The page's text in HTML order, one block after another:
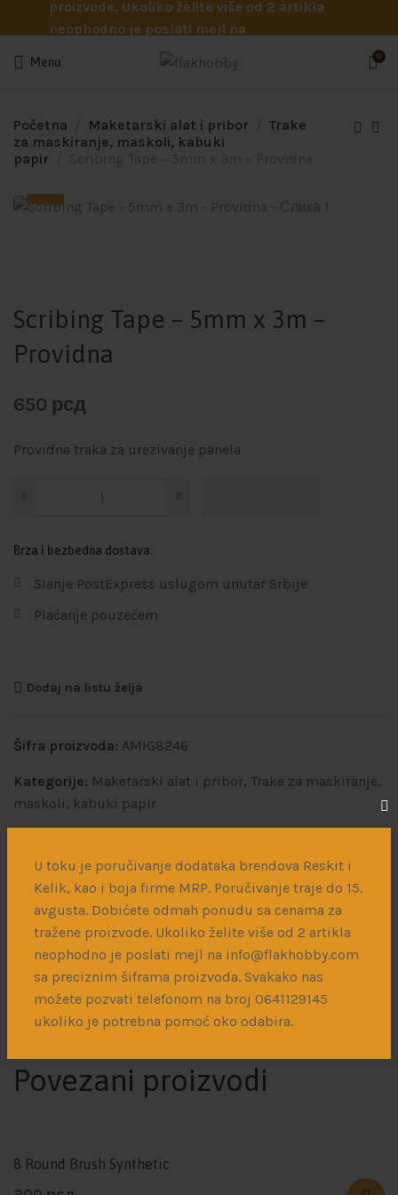
U toku je poručivanje dodataka brendova Reskit i
Kelik, kao i boja firme MRP. Poručivanje traje do 15.
avgusta. Dobićete odmah ponudu sa cenama za
tražene proizvode. Ukoliko želite više od 2 artikla
neophodno je poslati mejl na info@flakhobby.com
sa preciznim šiframa proizvoda. Svakako nas
možete pozvati telefonom na broj 0641129145
ukoliko je potrebna pomoć oko odabira.
proizvode. Ukoliko želite više od 2 artikla
neophodno je poslati mejl na
potrebna pomoć oko odabira.
Menu 0
Početna Maketarski alat i pribor
Trake
za maskiranje, maskoli, kabuki
papir
Scribing Tape – 5mm x 3m –
Providna
650 рсд
Providna traka za urezivanje panela
Brza i bezbedna dostava:
Slanje PostExpress uslugom unutar Srbije
Plaćanje pouzećem
Dodaj na listu želja
Šifra proizvoda: AMIG8246
Kategorije: Maketarski alat i pribor, Trake za maskiranje,
maskoli, kabuki papir
Opis Dodatne informacije Dostava
Providna tvrda traka za pomoć pri urezivanju panela,
nitni itd. Ne ostavlja tragove od lepka i može se koristiti
više puta.
Povezani proizvodi
8 Round Brush Synthetic